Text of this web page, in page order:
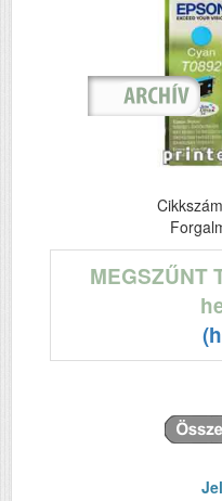
MEGSZŰNT